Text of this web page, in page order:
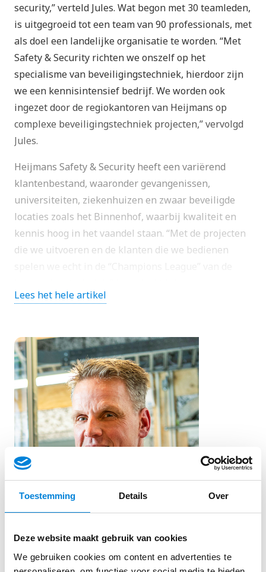
Toestemming Details Over
Deze website maakt gebruik van cookies
We gebruiken cookies om content en advertenties te
security,” verteld Jules. Wat begon met 30 teamleden,
is uitgegroeid tot een team van 90 professionals, met
als doel een landelijke organisatie te worden. “Met
Safety & Security richten we onszelf op het
specialisme van beveiligingstechniek, hierdoor zijn
we een kennisintensief bedrijf. We worden ook
ingezet door de regiokantoren van Heijmans op
complexe beveiligingstechniek projecten,” vervolgd
Jules.
Heijmans Safety & Security heeft een variërend
klantenbestand, waaronder gevangenissen,
universiteiten, ziekenhuizen en zwaar beveiligde
locaties zoals het Binnenhof, waarbij kwaliteit en
kennis hoog in het vaandel staan. “Met de projecten
die we uitvoeren en de klanten die we bedienen
we ons meten met de beste
beveiligingstechniek
bedrijven in Nederland.
Lees het hele artikel